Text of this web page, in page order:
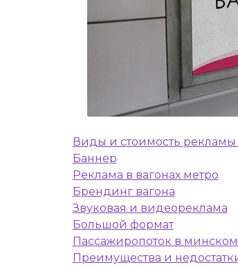
Виды и стоимость рекламы
Баннер
Реклама в вагонах метро
Брендинг вагона
Звуковая и видеореклама
Большой формат
Пассажиропоток в
Преимущества и